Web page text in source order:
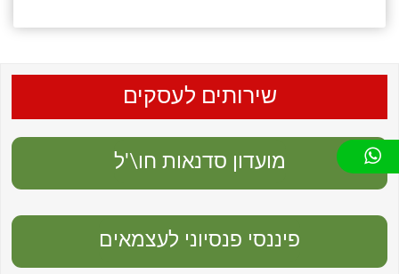
שירותים לעסקים
מועדון סדנאות חו\'ל
פיננסי פנסיוני לעצמאים